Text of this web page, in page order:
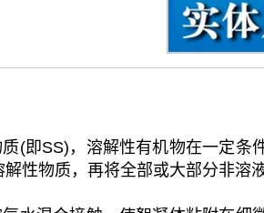
(即SS)，溶解性有机物在一定
性物质，再将全部或大部分非